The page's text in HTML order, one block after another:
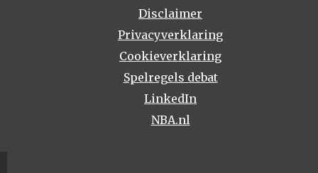
Disclaimer
Privacyverklaring
Cookieverklaring
Spelregels debat
LinkedIn
NBA.nl